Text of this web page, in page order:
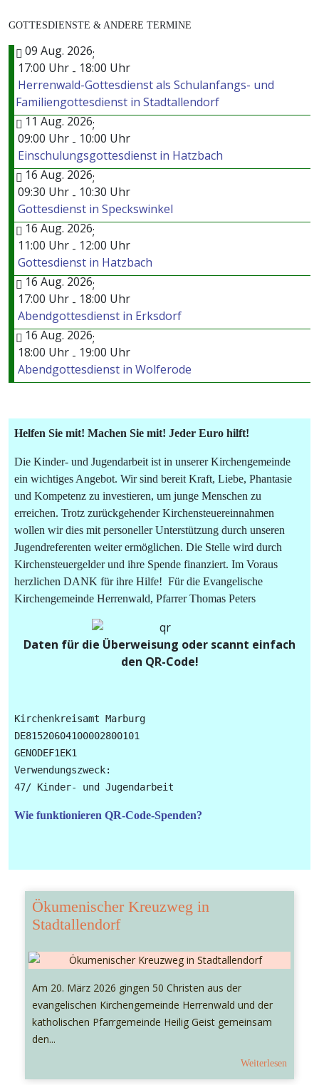
GOTTESDIENSTE & ANDERE TERMINE
09 Aug. 2026;
17:00 Uhr - 18:00 Uhr
Herrenwald-Gottesdienst als Schulanfangs- und
Familiengottesdienst in Stadtallendorf
11 Aug. 2026;
09:00 Uhr - 10:00 Uhr
Einschulungsgottesdienst in Hatzbach
16 Aug. 2026;
09:30 Uhr - 10:30 Uhr
Gottesdienst in Speckswinkel
16 Aug. 2026;
11:00 Uhr - 12:00 Uhr
Gottesdienst in Hatzbach
16 Aug. 2026;
17:00 Uhr - 18:00 Uhr
Abendgottesdienst in Erksdorf
16 Aug. 2026;
18:00 Uhr - 19:00 Uhr
Abendgottesdienst in Wolferode
Helfen Sie mit! Machen Sie mit! Jeder Euro hilft!
Die Kinder- und Jugendarbeit ist in unserer Kirchengemeinde
ein wichtiges Angebot. Wir sind bereit Kraft, Liebe, Phantasie
und Kompetenz zu investieren, um junge Menschen zu
erreichen. Trotz zurückgehender Kirchensteuereinnahmen
wollen wir dies mit personeller Unterstützung durch unseren
Jugendreferenten weiter ermöglichen. Die Stelle wird durch
Kirchensteuergelder und ihre Spende finanziert. Im Voraus
herzlichen DANK für ihre Hilfe! Für die Evangelische
Kirchengemeinde Herrenwald, Pfarrer Thomas Peters
Daten für die Überweisung oder scannt einfach
den QR-Code!
Kirchenkreisamt Marburg
DE81520604100002800101
GENODEF1EK1
Verwendungszweck:
Wie funktionieren QR-Code-Spenden?
Ökumenischer Kreuzweg in
Stadtallendorf
Am 20. März 2026 gingen 50 Christen aus der
evangelischen Kirchengemeinde Herrenwald und der
katholischen Pfarrgemeinde Heilig Geist gemeinsam
den...
Weiterlesen